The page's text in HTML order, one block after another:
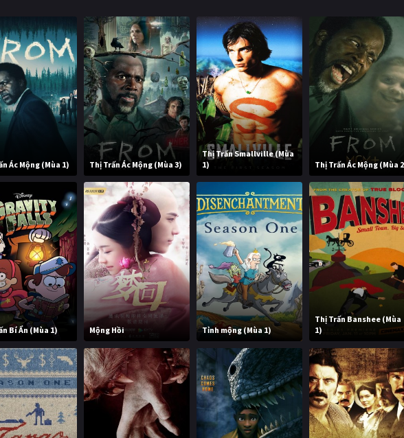
Ác Mộng (Mùa 1) Thị Trấn Ác Mộng (Mùa 3)
Thị Trấn Smallville (Mùa
1)
Thị Trấn Ác Mộng (Mùa
Bí Ẩn (Mùa 1) Mộng Hồi Tỉnh mộng (Mùa 1)
Thị Trấn Banshee (Mùa
1)